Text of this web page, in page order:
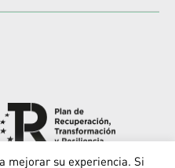
mejorar su experiencia. Si